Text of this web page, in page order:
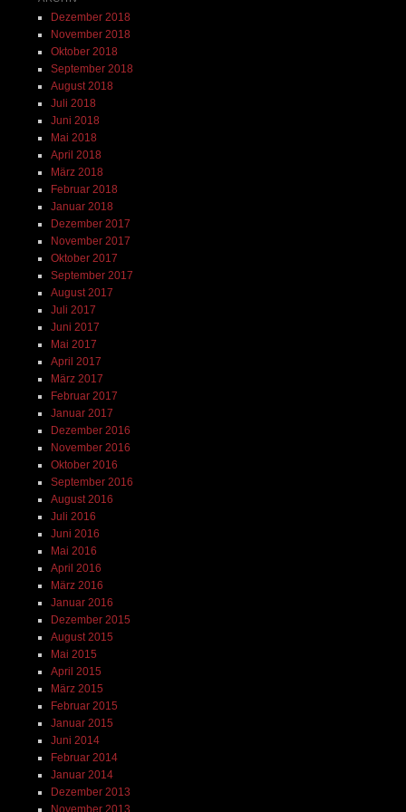
Dezember 2018
November 2018
Oktober 2018
September 2018
August 2018
Juli 2018
Juni 2018
Mai 2018
April 2018
März 2018
Februar 2018
Januar 2018
Dezember 2017
November 2017
Oktober 2017
September 2017
August 2017
Juli 2017
Juni 2017
Mai 2017
April 2017
März 2017
Februar 2017
Januar 2017
Dezember 2016
November 2016
Oktober 2016
September 2016
August 2016
Juli 2016
Juni 2016
Mai 2016
April 2016
März 2016
Januar 2016
Dezember 2015
August 2015
Mai 2015
April 2015
März 2015
Februar 2015
Januar 2015
Juni 2014
Februar 2014
Januar 2014
Dezember 2013
November 2013